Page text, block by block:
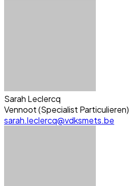
Sarah Leclercq
Vennoot (Specialist Particulieren)
sarah.leclercq@vdksmets.be